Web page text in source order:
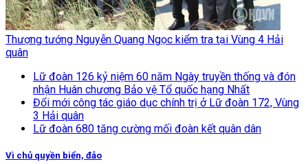
Thượng tướng Nguyễn Quang Ngọc kiểm tra tại Vùng 4 Hải
quân
Lữ đoàn 126 kỷ niệm 60 năm Ngày truyền thống và đón
nhận Huân chương Bảo vệ Tổ quốc hạng Nhất
Đổi mới công tác giáo dục chính trị ở Lữ đoàn 172, Vùng
3 Hải quân
Lữ đoàn 680 tăng cường mối đoàn kết quân dân
Vì chủ quyền biển, đảo